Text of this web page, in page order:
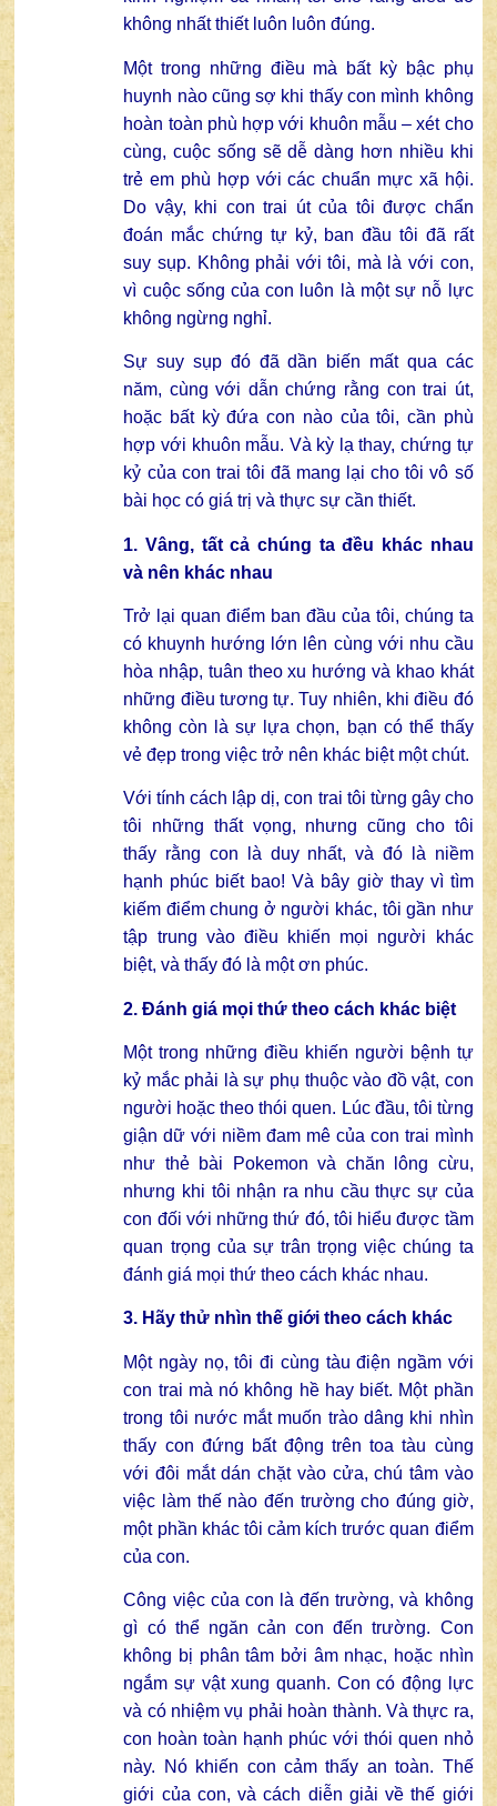
không nhất thiết luôn luôn đúng.
Một trong những điều mà bất kỳ bậc phụ
huynh nào cũng sợ khi thấy con mình không
hoàn toàn phù hợp với khuôn mẫu – xét cho
cùng, cuộc sống sẽ dễ dàng hơn nhiều khi
trẻ em phù hợp với các chuẩn mực xã hội.
Do vậy, khi con trai út của tôi được chẩn
đoán mắc chứng tự kỷ, ban đầu tôi đã rất
suy sụp. Không phải với tôi, mà là với con,
vì cuộc sống của con luôn là một sự nỗ lực
không ngừng nghỉ.
Sự suy sụp đó đã dần biến mất qua các
năm, cùng với dẫn chứng rằng con trai út,
hoặc bất kỳ đứa con nào của tôi, cần phù
hợp với khuôn mẫu. Và kỳ lạ thay, chứng tự
kỷ của con trai tôi đã mang lại cho tôi vô số
bài học có giá trị và thực sự cần thiết.
1. Vâng, tất cả chúng ta đều khác nhau
và nên khác nhau
Trở lại quan điểm ban đầu của tôi, chúng ta
có khuynh hướng lớn lên cùng với nhu cầu
hòa nhập, tuân theo xu hướng và khao khát
những điều tương tự. Tuy nhiên, khi điều đó
không còn là sự lựa chọn, bạn có thể thấy
vẻ đẹp trong việc trở nên khác biệt một chút.
Với tính cách lập dị, con trai tôi từng gây cho
tôi những thất vọng, nhưng cũng cho tôi
thấy rằng con là duy nhất, và đó là niềm
hạnh phúc biết bao! Và bây giờ thay vì tìm
kiếm điểm chung ở người khác, tôi gần như
tập trung vào điều khiến mọi người khác
biệt, và thấy đó là một ơn phúc.
2. Đánh giá mọi thứ theo cách khác biệt
Một trong những điều khiến người bệnh tự
kỷ mắc phải là sự phụ thuộc vào đồ vật, con
người hoặc theo thói quen. Lúc đầu, tôi từng
giận dữ với niềm đam mê của con trai mình
như thẻ bài Pokemon và chăn lông cừu,
nhưng khi tôi nhận ra nhu cầu thực sự của
con đối với những thứ đó, tôi hiểu được tầm
quan trọng của sự trân trọng việc chúng ta
đánh giá mọi thứ theo cách khác nhau.
3. Hãy thử nhìn thế giới theo cách khác
Một ngày nọ, tôi đi cùng tàu điện ngầm với
con trai mà nó không hề hay biết. Một phần
trong tôi nước mắt muốn trào dâng khi nhìn
thấy con đứng bất động trên toa tàu cùng
với đôi mắt dán chặt vào cửa, chú tâm vào
việc làm thế nào đến trường cho đúng giờ,
một phần khác tôi cảm kích trước quan điểm
của con.
Công việc của con là đến trường, và không
gì có thể ngăn cản con đến trường. Con
không bị phân tâm bởi âm nhạc, hoặc nhìn
ngắm sự vật xung quanh. Con có động lực
và có nhiệm vụ phải hoàn thành. Và thực ra,
con hoàn toàn hạnh phúc với thói quen nhỏ
này. Nó khiến con cảm thấy an toàn. Thế
giới của con, và cách diễn giải về thế giới